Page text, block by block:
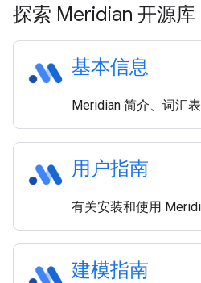
探索 Meridian 开源库
基本信息
Meridian 简介、词汇
用户指南
有关安装和使用
建模指南